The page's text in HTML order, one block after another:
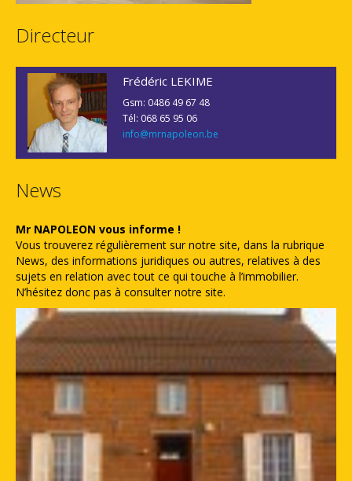
Directeur
Frédéric LEKIME
Gsm: 0486 49 67 48
Tél: 068 65 95 06
info@mrnapoleon.be
News
Mr NAPOLEON vous informe !
Vous trouverez régulièrement sur notre site, dans la rubrique
News, des informations juridiques ou autres, relatives à des
sujets en relation avec tout ce qui touche à l’immobilier.
N’hésitez donc pas à consulter notre site.